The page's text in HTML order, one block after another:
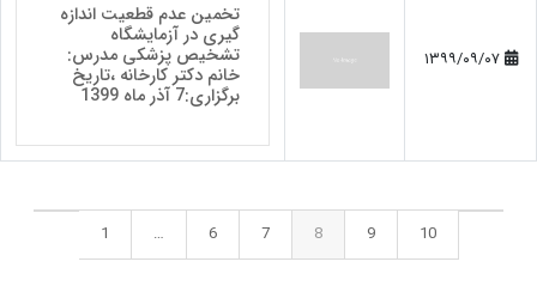
۱۳۹۹/۰۹/۰۷
تخمین عدم قطعیت اندازه
گیری در آزمایشگاه
تشخیص پزشکی مدرس:
خانم دکتر کارخانه ،تاریخ
برگزاری:7 آذر ماه 1399
1 … 6 7 8 9 10